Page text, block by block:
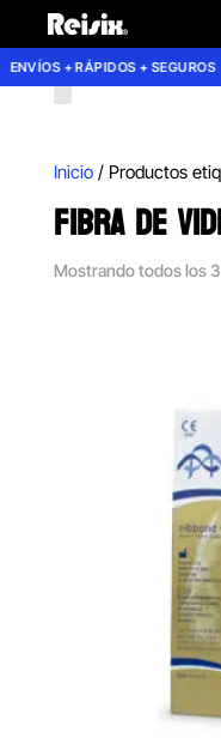
+ RÁPIDOS + SEGUROS
Inicio/ Productos
FIBRA DE
Mostrando todos los